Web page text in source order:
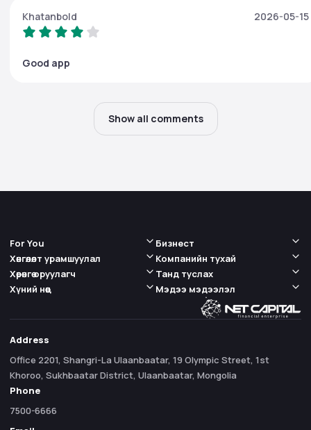
Khatanbold 2026-05-15
Good app
Show all comments
For You
Хөнгөлөлт урамшуулал
Бизнест
Компанийн тухай
Хөрөнгө оруулагч
Хүний нөөц
Танд туслах
Мэдээ мэдээлэл
Address
Office 2201, Shangri-La Ulaanbaatar, 19 Olympic Street, 1st
Khoroo, Sukhbaatar District, Ulaanbaatar, Mongolia
Phone
7500-6666